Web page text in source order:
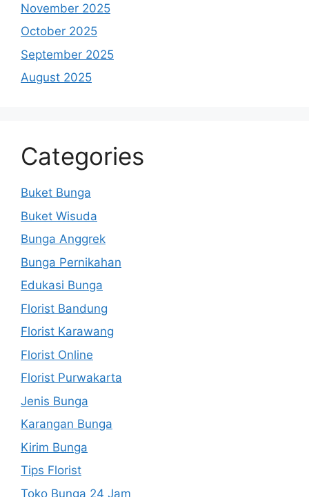
November 2025
October 2025
September 2025
August 2025
Categories
Buket Bunga
Buket Wisuda
Bunga Anggrek
Bunga Pernikahan
Edukasi Bunga
Florist Bandung
Florist Karawang
Florist Online
Florist Purwakarta
Jenis Bunga
Karangan Bunga
Kirim Bunga
Tips Florist
Toko Bunga 24 Jam